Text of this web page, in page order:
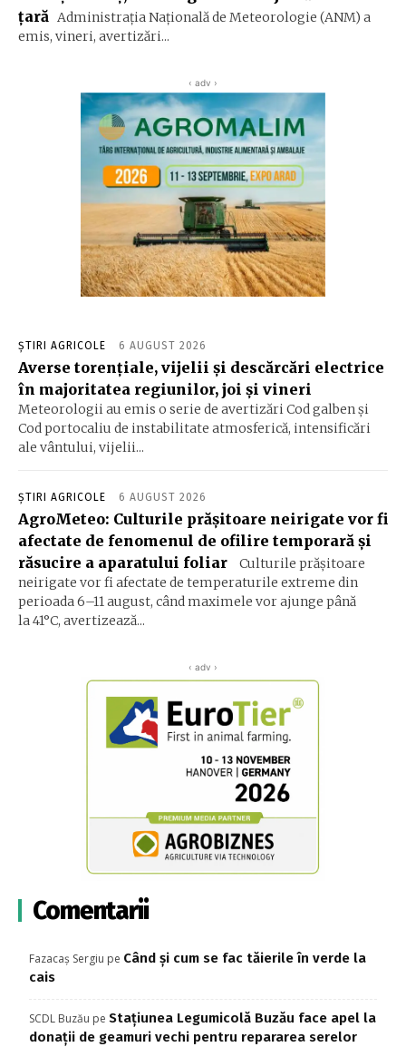
ţară Administraţia Naţională de Meteorologie (ANM) a
emis, vineri, avertizări...
‹ adv ›
ȘTIRI AGRICOLE 6 AUGUST 2026
Averse torențiale, vijelii și descărcări electrice
în majoritatea regiunilor, joi și vineri
Meteorologii au emis o serie de avertizări Cod galben și
Cod portocaliu de instabilitate atmosferică, intensificări
ale vântului, vijelii...
ȘTIRI AGRICOLE 6 AUGUST 2026
AgroMeteo: Culturile prăşitoare neirigate vor fi
afectate de fenomenul de ofilire temporară şi
răsucire a aparatului foliar
Culturile prășitoare
neirigate vor fi afectate de temperaturile extreme din
perioada 6–11 august, când maximele vor ajunge până
la 41°C, avertizează...
‹ adv ›
Comentarii
Fazacaș Sergiu pe Când și cum se fac tăierile în verde la
cais
SCDL Buzău pe Stațiunea Legumicolă Buzău face apel la
donații de geamuri vechi pentru repararea serelor